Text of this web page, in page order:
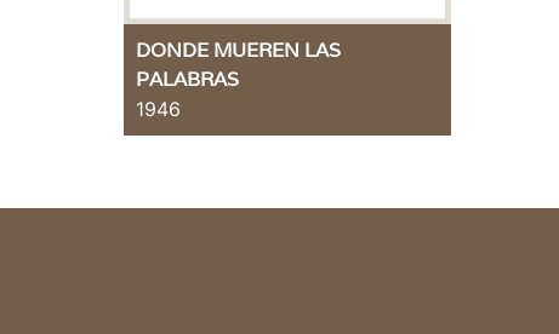
DONDE MUEREN LAS
PALABRAS
1946